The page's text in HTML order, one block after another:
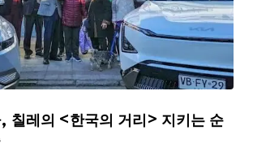
칠레의 <한국의 거리> 지키는 순